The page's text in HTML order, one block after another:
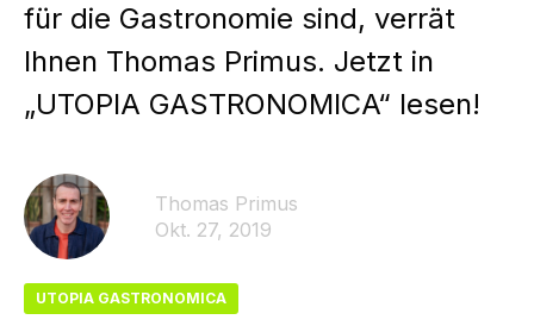
für die Gastronomie sind, verrät
Ihnen Thomas Primus. Jetzt in
„UTOPIA GASTRONOMICA“ lesen!
Thomas Primus
Okt. 27, 2019
UTOPIA GASTRONOMICA